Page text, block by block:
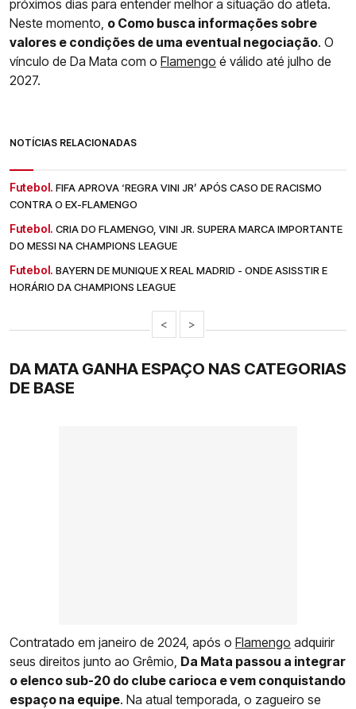
próximos dias para entender melhor a situação do atleta.
Neste momento, o Como busca informações sobre
valores e condições de uma eventual negociação. O
vínculo de Da Mata com o Flamengo é válido até julho de
2027.
NOTÍCIAS RELACIONADAS
Futebol. FIFA APROVA ‘REGRA VINI JR’ APÓS CASO DE RACISMO
CONTRA O EX-FLAMENGO
Futebol. CRIA DO FLAMENGO, VINI JR. SUPERA MARCA IMPORTANTE
DO MESSI NA CHAMPIONS LEAGUE
Futebol. BAYERN DE MUNIQUE X REAL MADRID - ONDE ASISSTIR E
HORÁRIO DA CHAMPIONS LEAGUE
< >
DA MATA GANHA ESPAÇO NAS CATEGORIAS
DE BASE
Contratado em janeiro de 2024, após o Flamengo adquirir
seus direitos junto ao Grêmio, Da Mata passou a integrar
o elenco sub-20 do clube carioca e vem conquistando
espaço na equipe. Na atual temporada, o zagueiro se